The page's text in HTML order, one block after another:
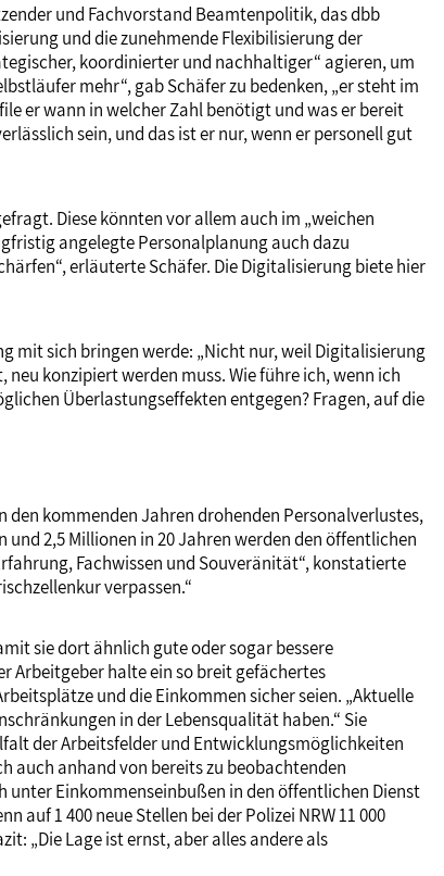
und Fachvorstand Beamtenpolitik, das dbb
und die zunehmende Flexibilisierung der
koordinierter und nachhaltiger“ agieren, um
mehr“, gab Schäfer zu bedenken, „er steht im
er wann in welcher Zahl benötigt und was er bereit
sein, und das ist er nur, wenn er personell gut
Diese könnten vor allem auch im „weichen
angelegte Personalplanung auch dazu
erläuterte Schäfer. Die Digitalisierung biete hier
mit sich bringen werde: „Nicht nur, weil Digitalisierung
konzipiert werden muss. Wie führe ich, wenn ich
Überlastungseffekten entgegen? Fragen, auf die
kommenden Jahren drohenden Personalverlustes,
2,5 Millionen in 20 Jahren werden den öffentlichen
Fachwissen und Souveränität“, konstatierte
verpassen.“
sie dort ähnlich gute oder sogar bessere
Arbeitgeber halte ein so breit gefächertes
und die Einkommen sicher seien. „Aktuelle
in der Lebensqualität haben.“ Sie
der Arbeitsfelder und Entwicklungsmöglichkeiten
auch anhand von bereits zu beobachtenden
unter Einkommenseinbußen in den öffentlichen Dienst
1 400 neue Stellen bei der Polizei NRW 11 000
„Die Lage ist ernst, aber alles andere als